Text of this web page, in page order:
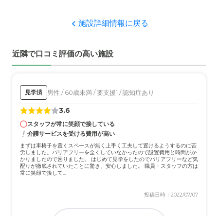
皆さん、明るく元気で、親切そうな印象を受けた。ここな
ら安心して預けられると感じた。
外観・内装・居室・設備について
施設内はもとより、入り口、建物周り等、あまり目につか
ないような場所も比較的小綺麗にされていた印象がある
介護医療サービスについて
非常に丁寧な対応されている印象がある。家族への説明も
十分に納得がいくまで説明してくれた。
個人が生活するのに必要なお店は周囲に整っており、その
辺はあまり心配なかった印象がある。
施設詳細情報に戻る
近隣で口コミ評価の高い施設
見学済 男性 / 60歳未満 / 要支援1 / 認知症あり
3.6
スタッフが常に笑顔で接している
介護サービスを受ける費用が高い
まずは車椅子を置くスペースが無く上手く工夫して置けるようするのに苦
労しました。バリアフリーを全くしていなかったので設置費用と時間がか
かりましたので困りました。 はじめて見学をしたのでバリアフリーなど気
配りが徹底されていたことに驚き、安心しました。 職員・スタッフの方は
常に笑顔で接して...
投稿日時：2022/07/07